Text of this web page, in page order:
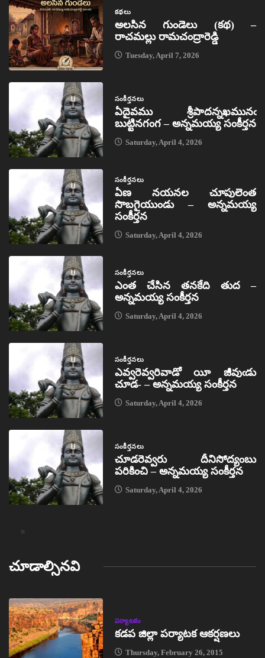
కథలు
అలసిన గుండెలు (కథ) –
రాచమల్లు రామచంద్రారెడ్డి
Tuesday, April 7, 2026
సంకీర్తనలు
ఏదైవము శ్రీపాదన్నఖమునఁ
బుట్టినగంగ – అన్నమయ్య సంకీర్తన
Saturday, April 4, 2026
సంకీర్తనలు
ఏణ నయనల చూపులెంత
సొబగైయుండు – అన్నమయ్య
సంకీర్తన
Saturday, April 4, 2026
సంకీర్తనలు
ఎంత చేసిన తనకేది తుద –
అన్నమయ్య సంకీర్తన
Saturday, April 4, 2026
సంకీర్తనలు
ఎవ్వరెవ్వరివాడో యీ జీవుఁడు
చూడ- – అన్నమయ్య సంకీర్తన
Saturday, April 4, 2026
సంకీర్తనలు
చూడరెవ్వరు దీనిసోద్యంబు
పరికించి – అన్నమయ్య సంకీర్తన
Saturday, April 4, 2026
చూడాల్సినవి
పర్యాటకం
కడప జిల్లా పర్యాటక ఆకర్షణలు
Thursday, February 26, 2015